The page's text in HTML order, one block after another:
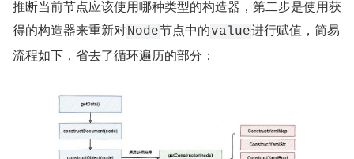
推断当前节点应该使用哪种类型的构造器，第二步是使用获
得的构造器来重新对Node节点中的value进行赋值，简易
流程如下，省去了循环遍历的部分：